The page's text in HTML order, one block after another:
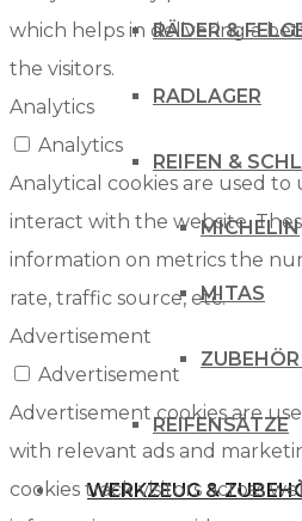
RÄDER &
RADLAGER
REIFEN &
MICHELIN
MITAS
REIFENSÄTZE
WERKZEUG &
which helps in delivering a
the visitors.
Analytics
Analytics
Analytical cookies are used
interact with the website.
information on metrics the
rate, traffic source, etc.
Advertisement
Advertisement
Advertisement cookies are
with relevant ads and
cookies track visitors across